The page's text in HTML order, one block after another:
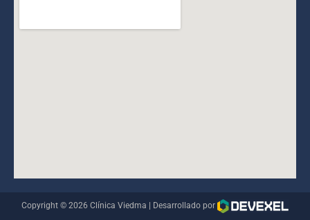
Copyright © 2026 Clínica Viedma | Desarrollado por